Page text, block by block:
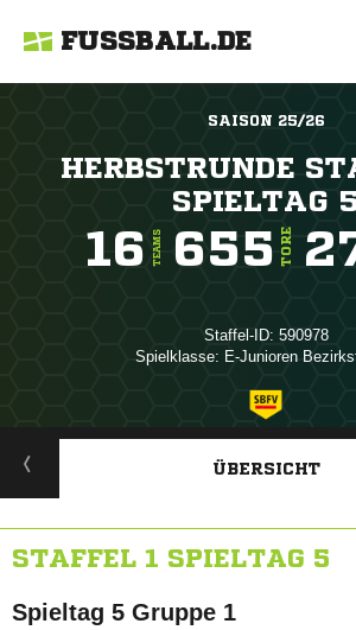
FUSSBALL.DE
SAISON 25/26
HERBSTRUNDE
SPIELTAG 5
16 TEAMS 655 TORE
Staffel-ID: 590978
Spielklasse: E-Junioren
ANZEIGE
ÜBERSICHT
STAFFEL 1 SPIELTAG 5
Spieltag 5 Gruppe 1